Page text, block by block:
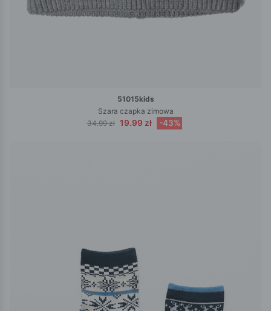
51015kids
Szara czapka zimowa
34.99 zł 19.99 zł -43%